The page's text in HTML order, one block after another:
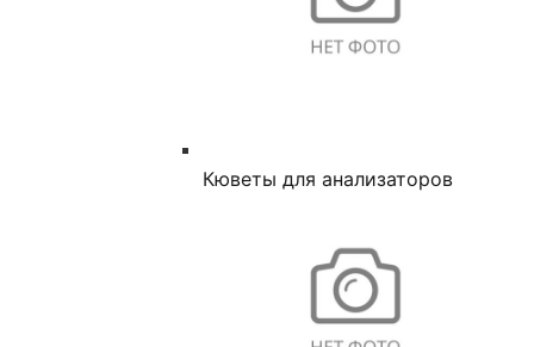
Кюветы для анализаторов